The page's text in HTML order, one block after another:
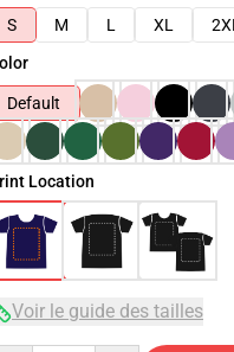
S
M L XL 2XL
Default
Location
Voir le guide des tailles